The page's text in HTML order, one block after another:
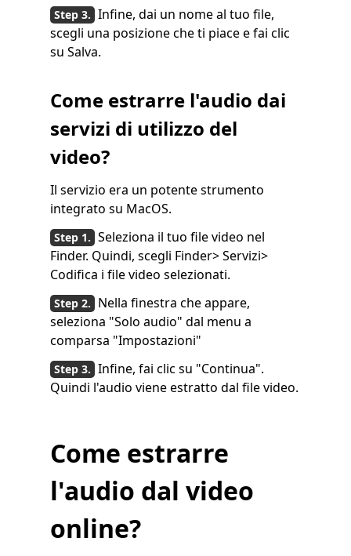
Infine, dai un nome al tuo file,
scegli una posizione che ti piace e fai clic
su Salva.
Come estrarre l'audio dai
servizi di utilizzo del
video?
Il servizio era un potente strumento
integrato su MacOS.
Seleziona il tuo file video nel
Finder. Quindi, scegli Finder> Servizi>
Codifica i file video selezionati.
Nella finestra che appare,
seleziona "Solo audio" dal menu a
comparsa "Impostazioni"
Infine, fai clic su "Continua".
Quindi l'audio viene estratto dal file video.
Come estrarre
l'audio dal video
online?